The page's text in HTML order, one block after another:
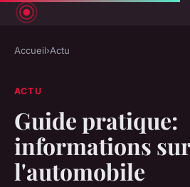
Accueil›Actu
ACTU
Guide pratique:
informations sur
l'automobile